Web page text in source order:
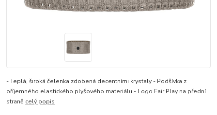
- Teplá, široká čelenka zdobená decentními krystaly - Podšívka z
příjemného elastického plyšového materiálu - Logo Fair Play na přední
straně celý popis